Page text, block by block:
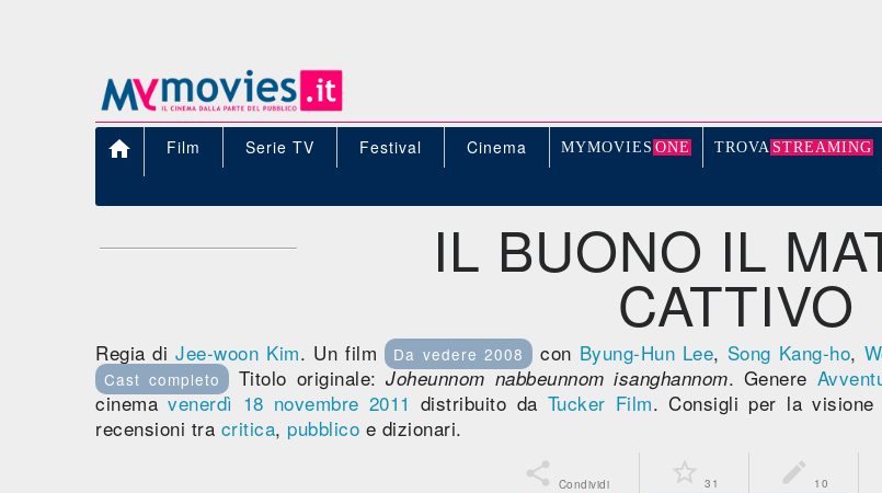
 Film Serie TV Festival Cinema MYMOVIE S ONE TROVA STREAMING
IL BUONO IL
CATTIVO
Regia diJee-woon Kim. Un film Da vedere 2008 con Byung-Hun Lee, Song Kang-ho,
Cast completo Titolo originale:Joheunnom nabbeunnom isanghannom. Genere
cinemavenerdì 18 novembre 2011 distribuito da Tucker Film. Consigli per la
recensioni tra critica, pubblico e dizionari.
 Condividi  31  10